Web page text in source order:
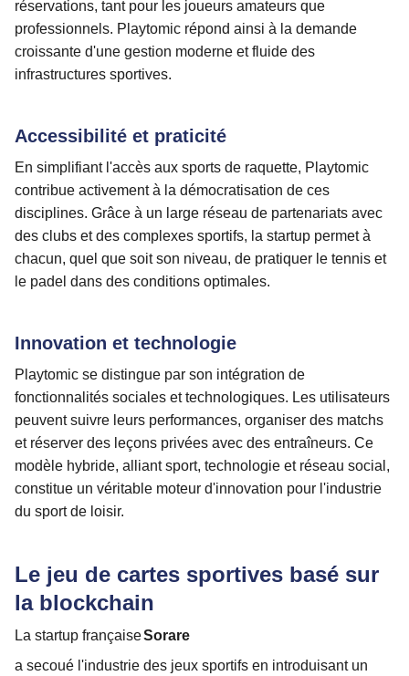
réservations, tant pour les joueurs amateurs que
professionnels. Playtomic répond ainsi à la demande
croissante d'une gestion moderne et fluide des
infrastructures sportives.
Accessibilité et praticité
En simplifiant l'accès aux sports de raquette, Playtomic
contribue activement à la démocratisation de ces
disciplines. Grâce à un large réseau de partenariats avec
des clubs et des complexes sportifs, la startup permet à
chacun, quel que soit son niveau, de pratiquer le tennis et
le padel dans des conditions optimales.
Innovation et technologie
Playtomic se distingue par son intégration de
fonctionnalités sociales et technologiques. Les utilisateurs
peuvent suivre leurs performances, organiser des matchs
et réserver des leçons privées avec des entraîneurs. Ce
modèle hybride, alliant sport, technologie et réseau social,
constitue un véritable moteur d'innovation pour l'industrie
du sport de loisir.
Le jeu de cartes sportives basé sur
la blockchain
La startup françaiseSorare
a secoué l'industrie des jeux sportifs en introduisant un